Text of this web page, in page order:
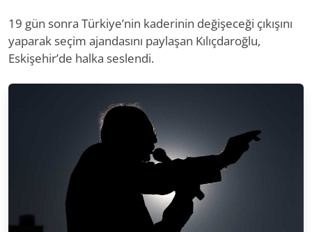
19 gün sonra Türkiye’nin kaderinin değişeceği çıkışını
yaparak seçim ajandasını paylaşan Kılıçdaroğlu,
Eskişehir’de halka seslendi.